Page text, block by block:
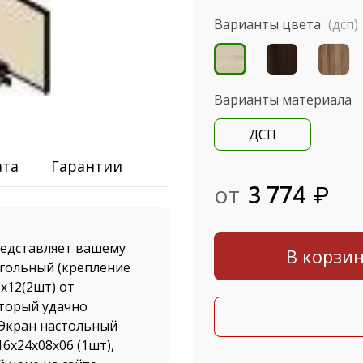
Гарантии
вашему
(крепление
от
удачно
настольный
(1шт),
Варианты цвета (дсп)
Варианты материала
ДСП
от 3 774 ₽
В